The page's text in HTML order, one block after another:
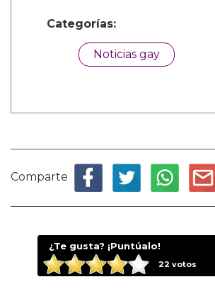
Categorías:
Noticias gay
Comparte
¿Te gusta? ¡Puntúalo!
22 votos